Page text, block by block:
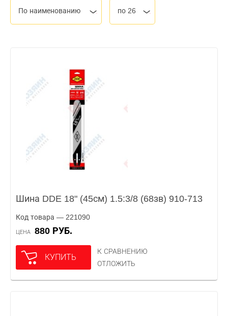
По наименованию по 26
Шина DDE 18" (45см) 1.5:3/8 (68зв) 910-713
Код товара — 221090
ЦЕНА 880 РУБ.
КУПИТЬ
К СРАВНЕНИЮ
ОТЛОЖИТЬ